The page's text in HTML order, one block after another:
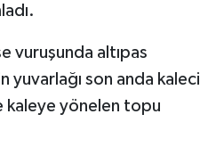
vuruşunda altıpas
yuvarlağı son anda kaleci
kaleye yönelen topu